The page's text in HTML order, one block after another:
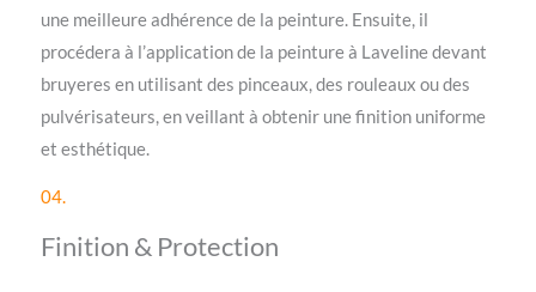
une meilleure adhérence de la peinture. Ensuite, il
procédera à l’application de la peinture à Laveline devant
bruyeres en utilisant des pinceaux, des rouleaux ou des
pulvérisateurs, en veillant à obtenir une finition uniforme
et esthétique.
04.
Finition & Protection